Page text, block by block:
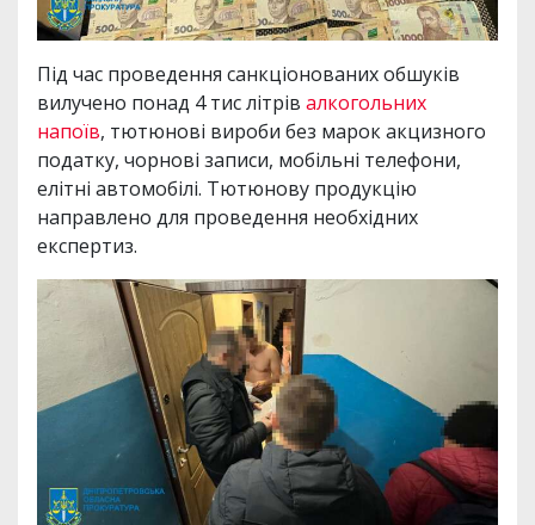
Під час проведення санкціонованих обшуків
вилучено понад 4 тис літрів алкогольних
напоїв, тютюнові вироби без марок акцизного
податку, чорнові записи, мобільні телефони,
елітні автомобілі. Тютюнову продукцію
направлено для проведення необхідних
експертиз.